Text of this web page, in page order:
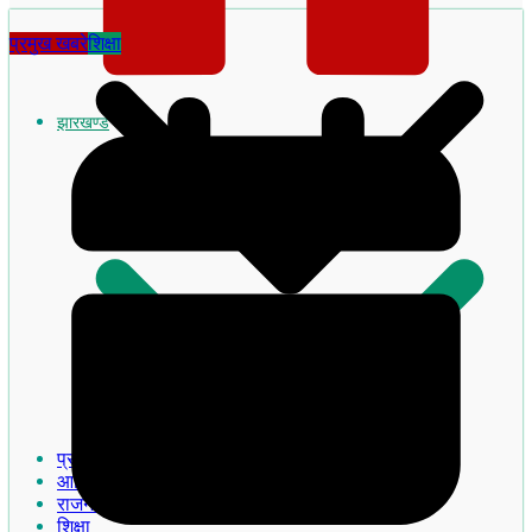
झारखण्ड
प्रमुख खबरे
आदिवासी
राजनीति
शिक्षा
प्रमुख खबरेशिक्षा